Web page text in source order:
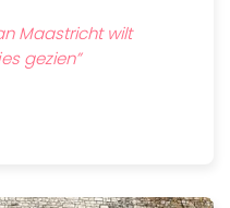
Maastricht wilt
gezien”